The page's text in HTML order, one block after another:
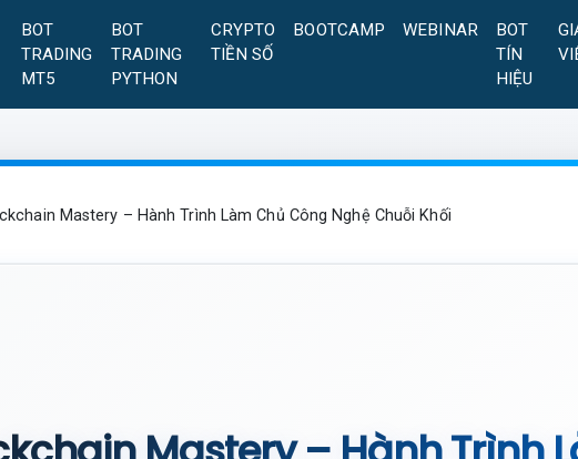
BOT
TRADING
MT5
BOT
TRADING
PYTHON
CRYPTO
TIỀN SỐ
BOOTCAMP WEBINAR
BOT
TÍN
HIỆU
Mastery – Hành Trình Làm Chủ Công Nghệ Chuỗi Khối